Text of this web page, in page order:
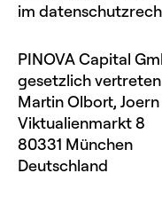
im
PINOVA Capital
gesetzlich
Martin Olbort,
Viktualienmarkt 8
80331 München
Deutschland